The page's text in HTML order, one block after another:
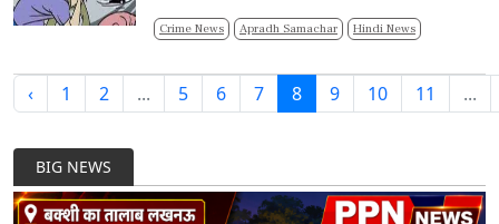
Crime News Apradh Samachar Hindi News
‹ 1 2 ... 5 6 7 8 9 10 11 ...
BIG NEWS